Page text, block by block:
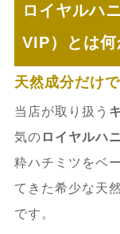
4.2.1.
実（キ
4.2.2.
グハニ
4.2.3.
プレミ
ロイヤルハ
VIP）とは
天然成分だけ
当店が取り扱う
気の ロイヤルハ
粋ハチミツをベ
てきた希少な天
です。